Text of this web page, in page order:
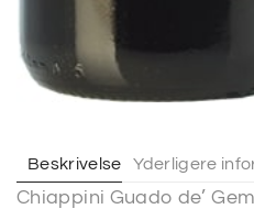
Beskrivelse Yderligere
Chiappini Guado de’